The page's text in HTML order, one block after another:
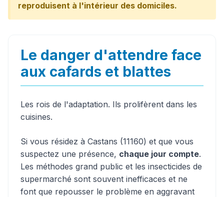
reproduisent à l'intérieur des domiciles.
Le danger d'attendre face
aux cafards et blattes
Les rois de l'adaptation. Ils prolifèrent dans les
cuisines.
Si vous résidez à Castans (11160) et que vous
suspectez une présence, chaque jour compte.
Les méthodes grand public et les insecticides de
supermarché sont souvent inefficaces et ne
font que repousser le problème en aggravant